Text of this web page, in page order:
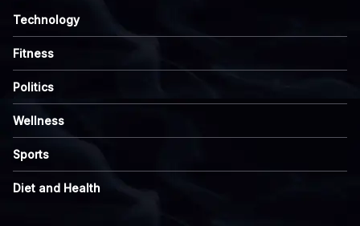
Technology
Fitness
Politics
Wellness
Sports
Diet and Health